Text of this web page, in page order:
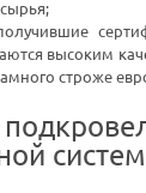
высоким
строже